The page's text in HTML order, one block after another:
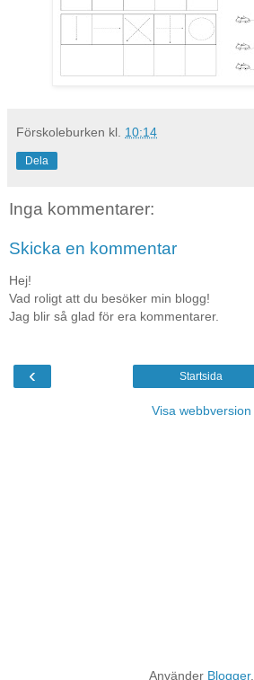
Förskoleburken kl. 10:14
Dela
Inga kommentarer:
Skicka en kommentar
Hej!
Vad roligt att du besöker min blogg!
Jag blir så glad för era kommentarer.
‹ Startsida
Visa webbversion
Använder Blogger.